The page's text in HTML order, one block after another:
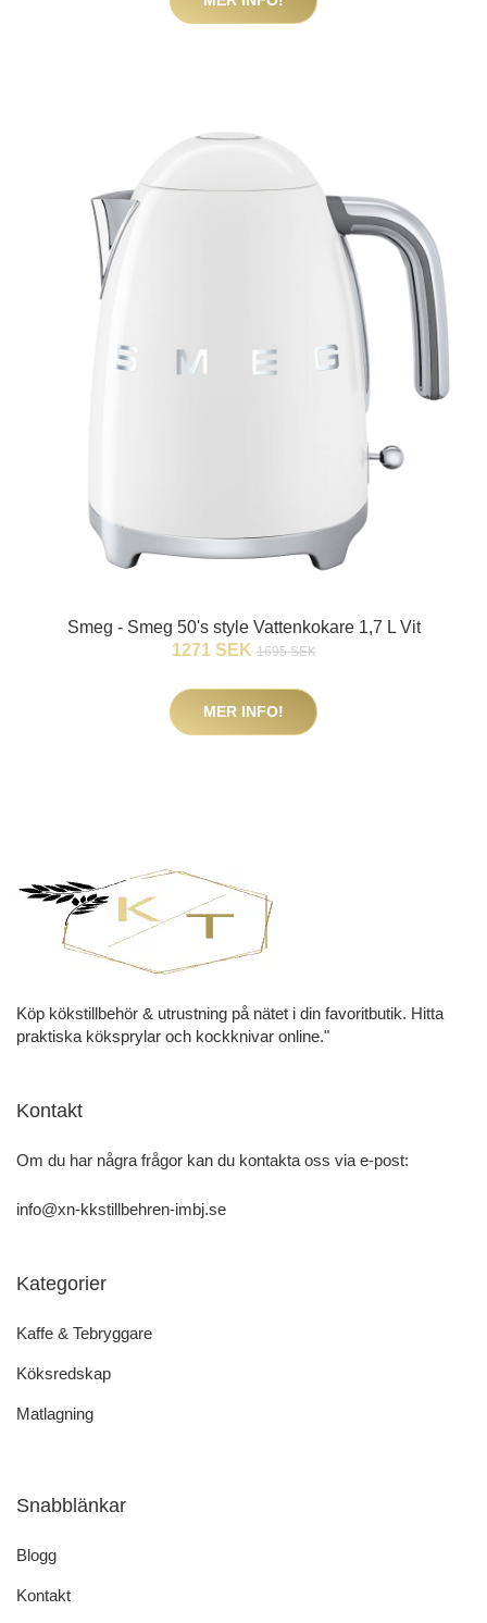
Smeg - Smeg 50's style Vattenkokare 1,7 L Vit
1271 SEK 1695 SEK
MER INFO!
Köp kökstillbehör & utrustning på nätet i din favoritbutik. Hitta
praktiska köksprylar och kockknivar online."
Kontakt
Om du har några frågor kan du kontakta oss via e-post:
info@xn-kkstillbehren-imbj.se
Kategorier
Kaffe & Tebryggare
Köksredskap
Matlagning
Snabblänkar
Blogg
Kontakt